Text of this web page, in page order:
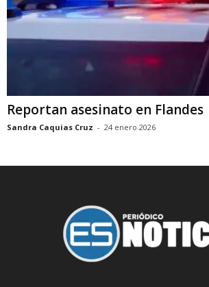
Reportan asesinato en Flandes
Sandra Caquias Cruz - 24 enero 2026